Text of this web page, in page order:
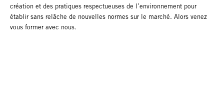
création et des pratiques respectueuses de l’environnement pour
établir sans relâche de nouvelles normes sur le marché. Alors venez
vous former avec nous.